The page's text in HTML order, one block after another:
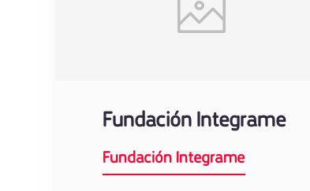
Fundación Integrame
Fundación Integrame